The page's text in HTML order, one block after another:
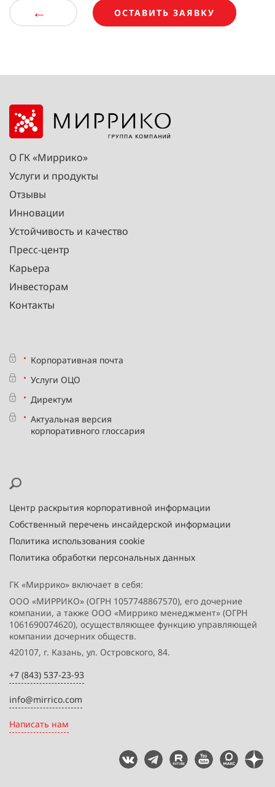
← ОСТАВИТЬ ЗАЯВКУ
О ГК «Миррико»
Услуги и продукты
Отзывы
Инновации
Устойчивость и качество
Пресс-центр
Карьера
Инвесторам
Контакты
Корпоративная почта
Услуги ОЦО
Директум
Актуальная версия
корпоративного глоссария
Центр раскрытия корпоративной информации
Собственный перечень инсайдерской информации
Политика использования cookie
Политика обработки персональных данных
ГК «Миррико» включает в себя:
ООО «МИРРИКО» (ОГРН 1057748867570), его дочерние
компании, а также ООО «Миррико менеджмент» (ОГРН
1061690074620), осуществляющее функцию управляющей
компании дочерних обществ.
420107, г. Казань, ул. Островского, 84.
+7 (843) 537-23-93
info@mirrico.com
Написать нам